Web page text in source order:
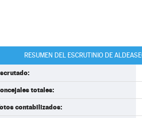
RESUMEN DEL ESCRUTINIO DE
totales:
contabilizados: